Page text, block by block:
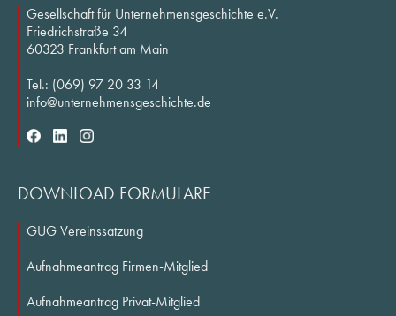
About us
Members & Network
Working Groups
International Network
Research
Research Fields
Publications
Gesellschaft für Unternehmensgeschichte e.V.
Friedrichstraße 34
60323 Frankfurt am Main
Tel.: (069) 97 20 33 14
info@unternehmensgeschichte.de
DOWNLOAD FORMULARE
GUG Vereinssatzung
Aufnahmeantrag Firmen-Mitglied
Aufnahmeantrag Privat-Mitglied